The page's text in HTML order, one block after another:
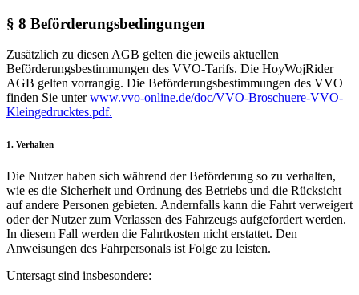
§ 8 Beförderungsbedingungen
Zusätzlich zu diesen AGB gelten die jeweils aktuellen
Beförderungsbestimmungen des VVO-Tarifs. Die HoyWojRider
AGB gelten vorrangig. Die Beförderungsbestimmungen des VVO
finden Sie unterwww.vvo-online.de/doc/VVO-Broschuere-VVO-
Kleingedrucktes.pdf.
1. Verhalten
Die Nutzer haben sich während der Beförderung so zu verhalten,
wie es die Sicherheit und Ordnung des Betriebs und die Rücksicht
auf andere Personen gebieten. Andernfalls kann die Fahrt verweigert
oder der Nutzer zum Verlassen des Fahrzeugs aufgefordert werden.
In diesem Fall werden die Fahrtkosten nicht erstattet. Den
Anweisungen des Fahrpersonals ist Folge zu leisten.
Untersagt sind insbesondere: